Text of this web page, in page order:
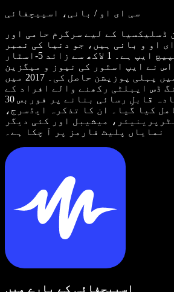
سی ای او / بانی، اسپیچفائی
ڈسلیکسیا کے لیے سرگرم حامی اور
او و بانی ہیں، جو دنیا کی نمبر
1 ٹیکسٹ ٹو اسپیچ ایپ ہے۔ 1 لاکھ سے زائد 5-اسٹار
نے ایپ اسٹور کی نیوز و میگزین
کیٹیگری میں پہلی پوزیشن حاصل کی۔ 2017 میں
ڈس ایبلٹی رکھنے والے افراد کے
لیے انٹرنیٹ کو زیادہ قابلِ رسائی بنانے پر فوربس 30
میں شامل کیا گیا۔ ان کا تذکرہ ایڈسرج،
میشیبل اور کئی دیگر
نمایاں پلیٹ فارمز پر آ چکا ہے۔
اسپیچفائی کے بارے میں